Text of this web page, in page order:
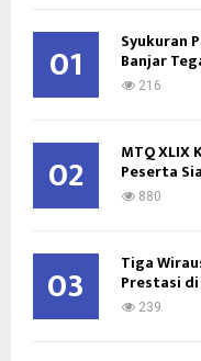
o
01 Syukuran
Banjar
216
02 MTQ XLIX
Peserta
880
03 Tiga
Prestasi
239